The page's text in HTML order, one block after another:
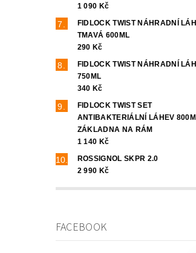
1 090 Kč
FIDLOCK TWIST NÁHRADNÍ
TMAVÁ 600ML
290 Kč
FIDLOCK TWIST NÁHRADNÍ
750ML
340 Kč
FIDLOCK TWIST SET
ANTIBAKTERIÁLNÍ LÁHEV
ZÁKLADNA NA RÁM
1 140 Kč
ROSSIGNOL SKPR 2.0
2 990 Kč
FACEBOOK